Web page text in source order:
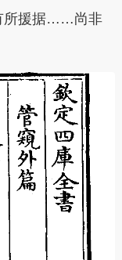
所援据……尚非